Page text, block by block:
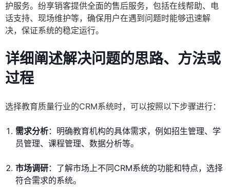
护服务。纷享销客提供全面的售后服务，包括在线帮助、电
话支持、现场维护等，确保用户在遇到问题时能够迅速解
决，保证系统的稳定运行。
详细阐述解决问题的思路、方法或
过程
选择教育质量行业的CRM系统时，可以按照以下步骤进行：
需求分析：明确教育机构的具体需求，例如招生管理、学
员管理、课程管理、数据分析等。
市场调研：了解市场上不同CRM系统的功能和特点，选择
符合需求的系统。